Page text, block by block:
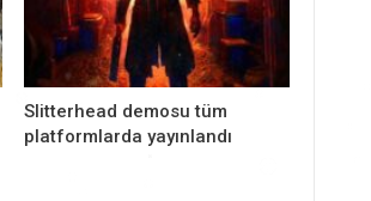
Slitterhead demosu tüm
platformlarda yayınlandı